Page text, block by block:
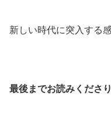
新しい時代に突入する
最後までお読みくださ